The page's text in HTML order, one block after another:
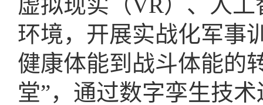
环境，开展实战化军事
健康体能到战斗体能的
堂”，通过数字孪生技